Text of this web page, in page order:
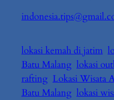
lokasi kemah di jatim
Batu Malang lokasi
rafting Lokasi Wisata
Batu Malang lokasi